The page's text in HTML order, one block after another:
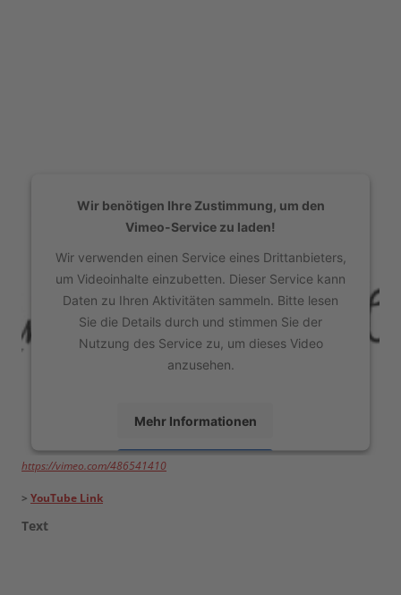
Wir benötigen Ihre Zustimmung, um den
Vimeo-Service zu laden!
Wir verwenden einen Service eines Drittanbieters,
um Videoinhalte einzubetten. Dieser Service kann
Daten zu Ihren Aktivitäten sammeln. Bitte lesen
Sie die Details durch und stimmen Sie der
Nutzung des Service zu, um dieses Video
anzusehen.
Mehr Informationen
Akzeptieren
powered by
https://vimeo.com/486541410
> YouTube Link
Text